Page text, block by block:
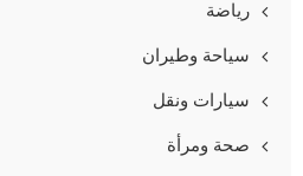
رياضة
سياحة وطيران
سيارات ونقل
صحة ومرأة